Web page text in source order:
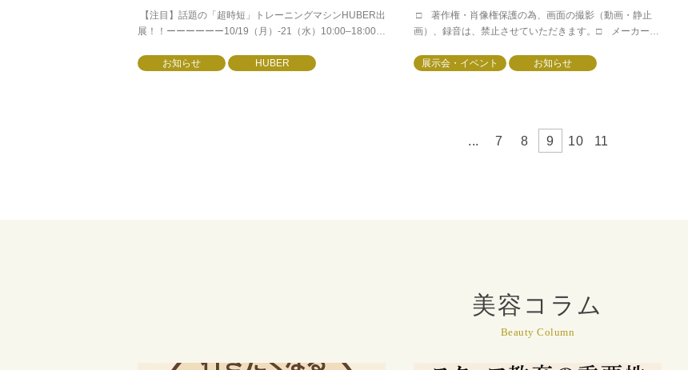
【注目】話題の「超時短」トレーニングマシンHUBER出
展！！ーーーーーー10/19（月）-21（水）10:00–18:00
お知らせ
HUBER
□ 著作権・肖像権保護の為、画面の撮影（動画・静止
画）、録音は、禁止させていただきます。□ メーカー、
いただきます（自社サロンを運営してい...
展示会・イベント お知らせ
... 7 8 9 10 11
美容コラム
Beauty Column